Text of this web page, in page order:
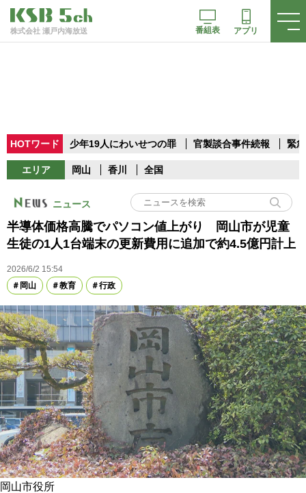
株式会社 瀬戸内海放送 番組表 アプリ
HOTワード 少年19人にわいせつの罪 官製談合事件続報 緊
エリア 岡山 香川 全国
ニュース
半導体価格高騰でパソコン値上がり 岡山市が児童
生徒の1人1台端末の更新費用に追加で約4.5億円計上
2026/6/2 15:54
岡山
教育 行政
岡山市役所